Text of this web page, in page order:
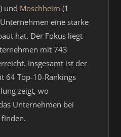
und Moschheim (1
eine starke
hat. Der Fokus liegt
mit 743
Insgesamt ist der
64 Top-10-Rankings
zeigt, wo
Unternehmen bei